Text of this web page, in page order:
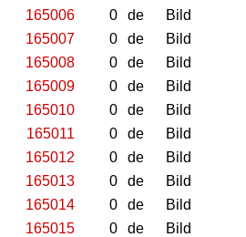
165006 0 de Bild
165007
0 de Bild
165008
0 de Bild
165009
0 de Bild
165010
0 de Bild
165011
0 de Bild
165012
0 de Bild
165013
0 de Bild
165014
0 de Bild
165015
0 de Bild